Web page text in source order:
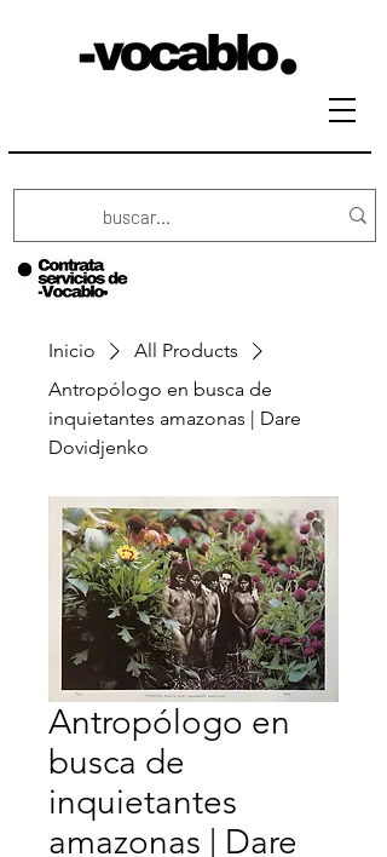
Inicio
All Products
Antropólogo en busca de
inquietantes amazonas | Dare
Dovidjenko
Antropólogo en
busca de
inquietantes
amazonas | Dare